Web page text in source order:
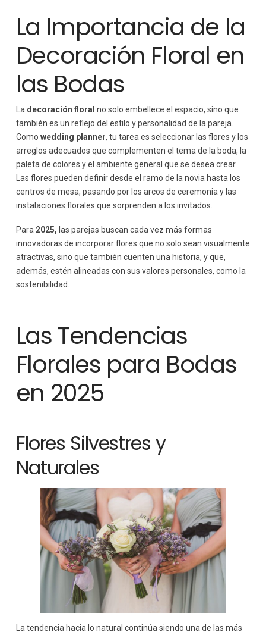
La Importancia de la
Decoración Floral en
las Bodas
La decoración floral no solo embellece el espacio, sino que
también es un reflejo del estilo y personalidad de la pareja.
Como wedding planner, tu tarea es seleccionar las flores y los
arreglos adecuados que complementen el tema de la boda, la
paleta de colores y el ambiente general que se desea crear.
Las flores pueden definir desde el ramo de la novia hasta los
centros de mesa, pasando por los arcos de ceremonia y las
instalaciones florales que sorprenden a los invitados.
Para 2025, las parejas buscan cada vez más formas
innovadoras de incorporar flores que no solo sean visualmente
atractivas, sino que también cuenten una historia, y que,
además, estén alineadas con sus valores personales, como la
sostenibilidad.
Las Tendencias
Florales para Bodas
en 2025
Flores Silvestres y
Naturales
La tendencia hacia lo natural continúa siendo una de las más